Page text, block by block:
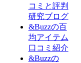
コミと評判
研究ブログ
&Buzzの百
均アイテム
口コミ紹介
&Buzzの